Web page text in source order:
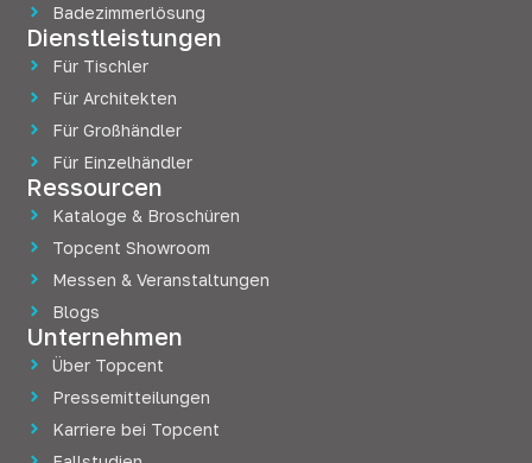
Badezimmerlösung
Dienstleistungen
Für Tischler
Für Architekten
Für Großhändler
Für Einzelhändler
Ressourcen
Kataloge & Broschüren
Topcent Showroom
Messen & Veranstaltungen
Blogs
Unternehmen
Über Topcent
Pressemitteilungen
Karriere bei Topcent